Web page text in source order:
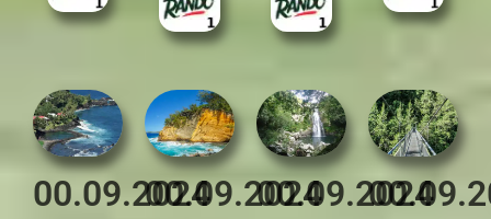
00.09.202400.09.202400.09.2024